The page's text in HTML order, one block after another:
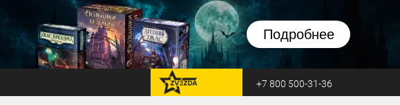
Подробнее
перейти на Zvezda +7 800 500-31-36